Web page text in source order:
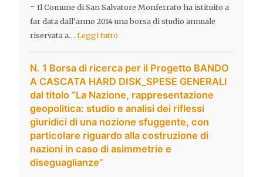
- Il Comune di San Salvatore Monferrato ha istituito a
far data dall’anno 2014 una borsa di studio annuale
riservata a…Leggi tutto
N. 1 Borsa di ricerca per il Progetto BANDO
A CASCATA HARD DISK_SPESE GENERALI
dal titolo “La Nazione, rappresentazione
geopolitica: studio e analisi dei riflessi
giuridici di una nozione sfuggente, con
particolare riguardo alla costruzione di
nazioni in caso di asimmetrie e
diseguaglianze”